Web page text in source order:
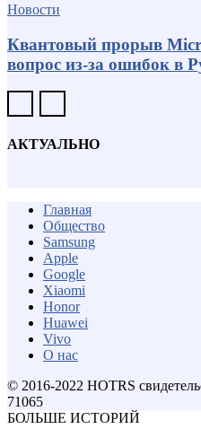
Новости
Квантовый прорыв
вопрос из-за ошибок в
АКТУАЛЬНО
Главная
Общество
Samsung
Apple
Google
Xiaomi
Honor
Huawei
Vivo
О нас
© 2016-2022 HOTRS
71065
БОЛЬШЕ ИСТОРИЙ